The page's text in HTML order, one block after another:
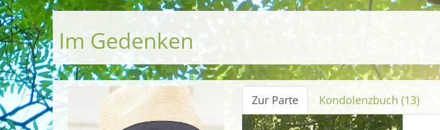
Im Gedenken
Zur Parte Kondolenzbuch (13)